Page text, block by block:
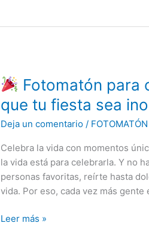
Fotomatón para
que tu fiesta sea
Deja un comentario / FOTOMATÓN
Celebra la vida con momentos
la vida está para celebrarla. Y no
personas favoritas, reírte hasta
vida. Por eso, cada vez más gente
Fotomatón
para
cumpleaños
Mallorca:
haz
que
tu
sea
Leer más »